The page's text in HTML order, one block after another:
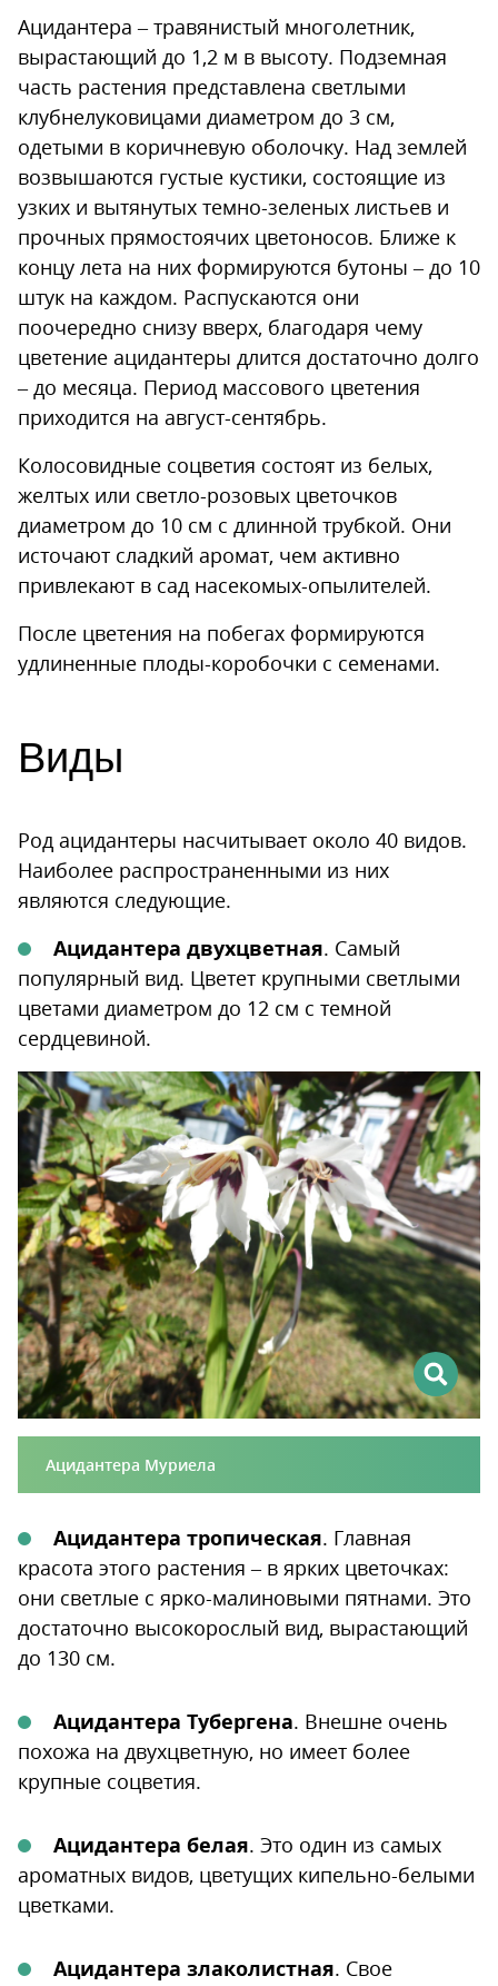
Ацидантера – травянистый многолетник,
вырастающий до 1,2 м в высоту. Подземная
часть растения представлена светлыми
клубнелуковицами диаметром до 3 см,
одетыми в коричневую оболочку. Над землей
возвышаются густые кустики, состоящие из
узких и вытянутых темно-зеленых листьев и
прочных прямостоячих цветоносов. Ближе к
концу лета на них формируются бутоны – до 10
штук на каждом. Распускаются они
поочередно снизу вверх, благодаря чему
цветение ацидантеры длится достаточно долго
– до месяца. Период массового цветения
приходится на август-сентябрь.
Колосовидные соцветия состоят из белых,
желтых или светло-розовых цветочков
диаметром до 10 см с длинной трубкой. Они
источают сладкий аромат, чем активно
привлекают в сад насекомых-опылителей.
После цветения на побегах формируются
удлиненные плоды-коробочки с семенами.
Виды
Род ацидантеры насчитывает около 40 видов.
Наиболее распространенными из них
являются следующие.
Ацидантера двухцветная. Самый
популярный вид. Цветет крупными светлыми
цветами диаметром до 12 см с темной
сердцевиной.
Ацидантера Муриела
Ацидантера тропическая. Главная
красота этого растения – в ярких цветочках:
они светлые с ярко-малиновыми пятнами. Это
достаточно высокорослый вид, вырастающий
до 130 см.
Ацидантера Тубергена. Внешне очень
похожа на двухцветную, но имеет более
крупные соцветия.
Ацидантера белая. Это один из самых
ароматных видов, цветущих кипельно-белыми
цветками.
Ацидантера злаколистная. Свое